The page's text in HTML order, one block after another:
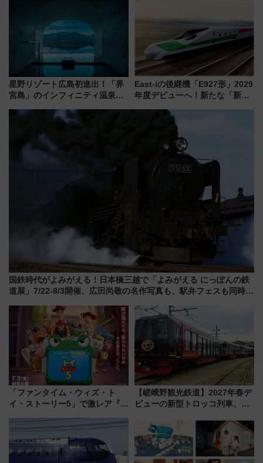
星野リゾート広島初進出！「界
宮島」のインフィニティ温泉と
宿泊料金・アクセスは？（2026
East-iの後継機「E927形」2029
年度デビューへ！新たな「新幹
説【JR東日本】
国鉄時代がよみがえる！日本橋三越で「よみがえる にっぽんの鉄
道展」7/22-8/3開催、広田尚敬の名作写真も、駅弁フェスも同時開
「ファンタイム・ウィズ・ト
イ・ストーリー5」で激レア『ロ
デコレーションも徹底解説
【嵯峨野観光鉄道】2027年春デ
ビューの新型トロッコ列車、い
は2026年で引退